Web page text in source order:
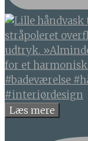
Læs mere